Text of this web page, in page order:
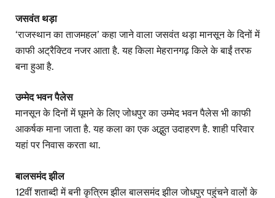
जसवंत थड़ा
‘राजस्थान का ताजमहल’ कहा जाने वाला जसवंत थड़ा मानसून के दिनों में
काफी अट्रैक्टिव नजर आता है. यह किला मेहरानगढ़ किले के बाईं तरफ
बना हुआ है.
उम्मेद भवन पैलेस
मानसून के दिनों में घूमने के लिए जोधपुर का उम्मेद भवन पैलेस भी काफी
आकर्षक माना जाता है. यह कला का एक अद्भुत उदाहरण है. शाही परिवार
यहां पर निवास करता था.
बालसमंद झील
12वीं शताब्दी में बनी कृत्रिम झील बालसमंद झील जोधपुर पहुंचने वालों के